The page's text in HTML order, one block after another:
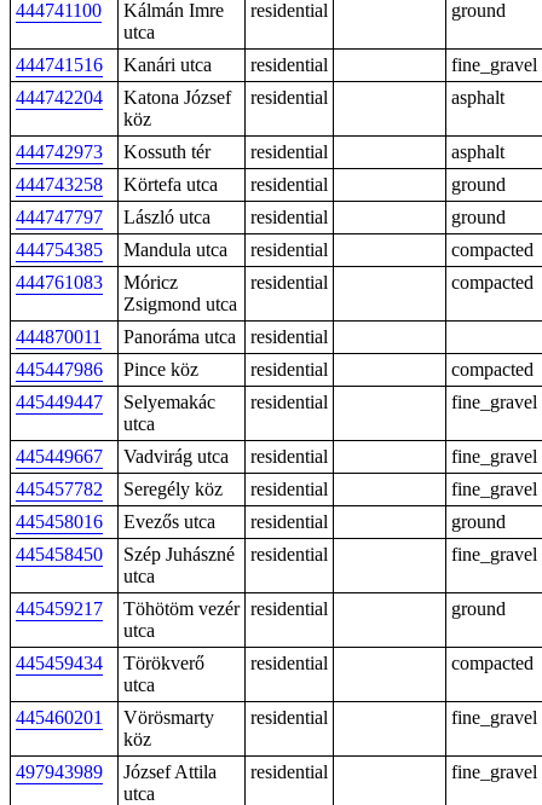
444741100
Kálmán Imre
utca
residential ground
444741516 Kanári utca residential
fine_gravel
444742204
Katona József
köz
residential asphalt
444742973 Kossuth tér residential
asphalt
444743258
Körtefa utca residential
ground
444747797
László utca residential
ground
444754385
Mandula utca residential
compacted
444761083
Móricz
Zsigmond utca
residential compacted
444870011 Panoráma utca
residential
445447986
Pince köz residential
compacted
445449447
Selyemakác
utca
residential fine_gravel
445449667 Vadvirág utca residential
fine_gravel
445457782
Seregély köz residential
fine_gravel
445458016
Evezős utca residential
ground
445458450
Szép Juhászné
utca
residential fine_gravel
445459217
Töhötöm vezér
utca
residential ground
445459434
Törökverő
utca
residential compacted
445460201
Vörösmarty
köz
residential fine_gravel
497943989
József Attila
utca
residential fine_gravel